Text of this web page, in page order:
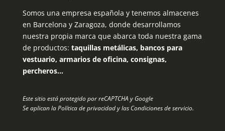
Somos una empresa española y tenemos almacenes
en Barcelona y Zaragoza, donde desarrollamos
nuestra propia marca que abarca toda nuestra gama
de productos: taquillas metálicas, bancos para
vestuario, armarios de oficina, consignas,
percheros…
Este sitio está protegido por reCAPTCHA y Google
Se aplican laPolítica de privacidady las Condiciones de servicio.